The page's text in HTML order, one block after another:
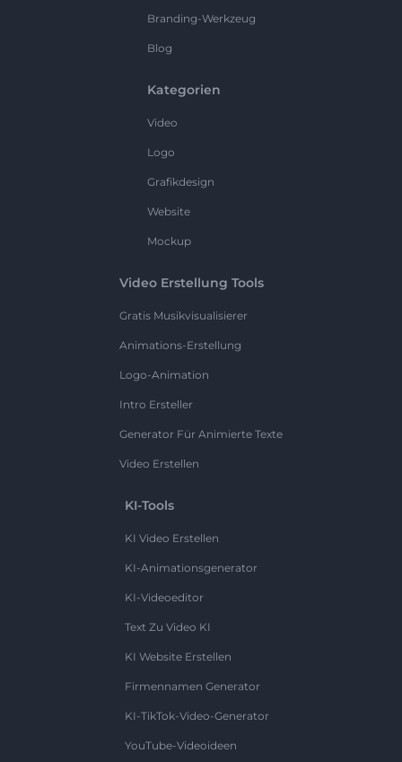
Branding-Werkzeug
Blog
Kategorien
Video
Logo
Grafikdesign
Website
Mockup
Video Erstellung Tools
Gratis Musikvisualisierer
Animations-Erstellung
Logo-Animation
Intro Ersteller
Generator Für Animierte Texte
Video Erstellen
KI-Tools
KI Video Erstellen
KI-Animationsgenerator
KI-Videoeditor
Text Zu Video KI
KI Website Erstellen
Firmennamen Generator
KI-TikTok-Video-Generator
YouTube-Videoideen